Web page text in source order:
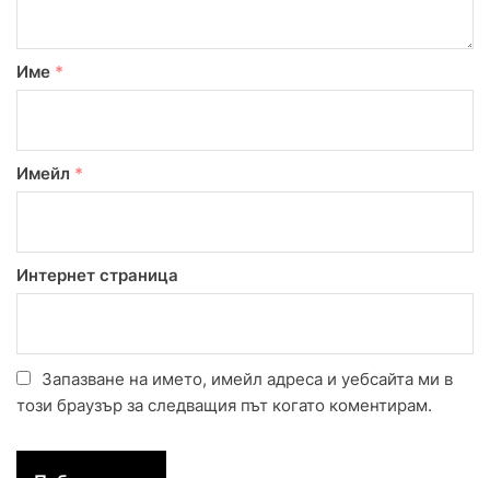
Име *
Имейл *
Интернет страница
Запазване на името, имейл адреса и уебсайта ми в
този браузър за следващия път когато коментирам.